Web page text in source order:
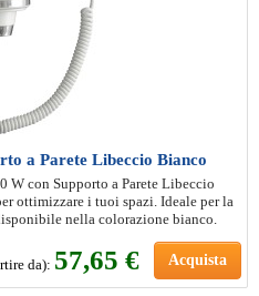
a Parete Libeccio Bianco
W con Supporto a Parete Libeccio
ottimizzare i tuoi spazi. Ideale per la
nella colorazione bianco.
da): 57,65 € Acquista